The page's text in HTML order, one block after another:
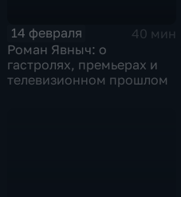
14 февраля
40 мин
Роман Явныч: о
гастролях, премьерах и
телевизионном прошлом